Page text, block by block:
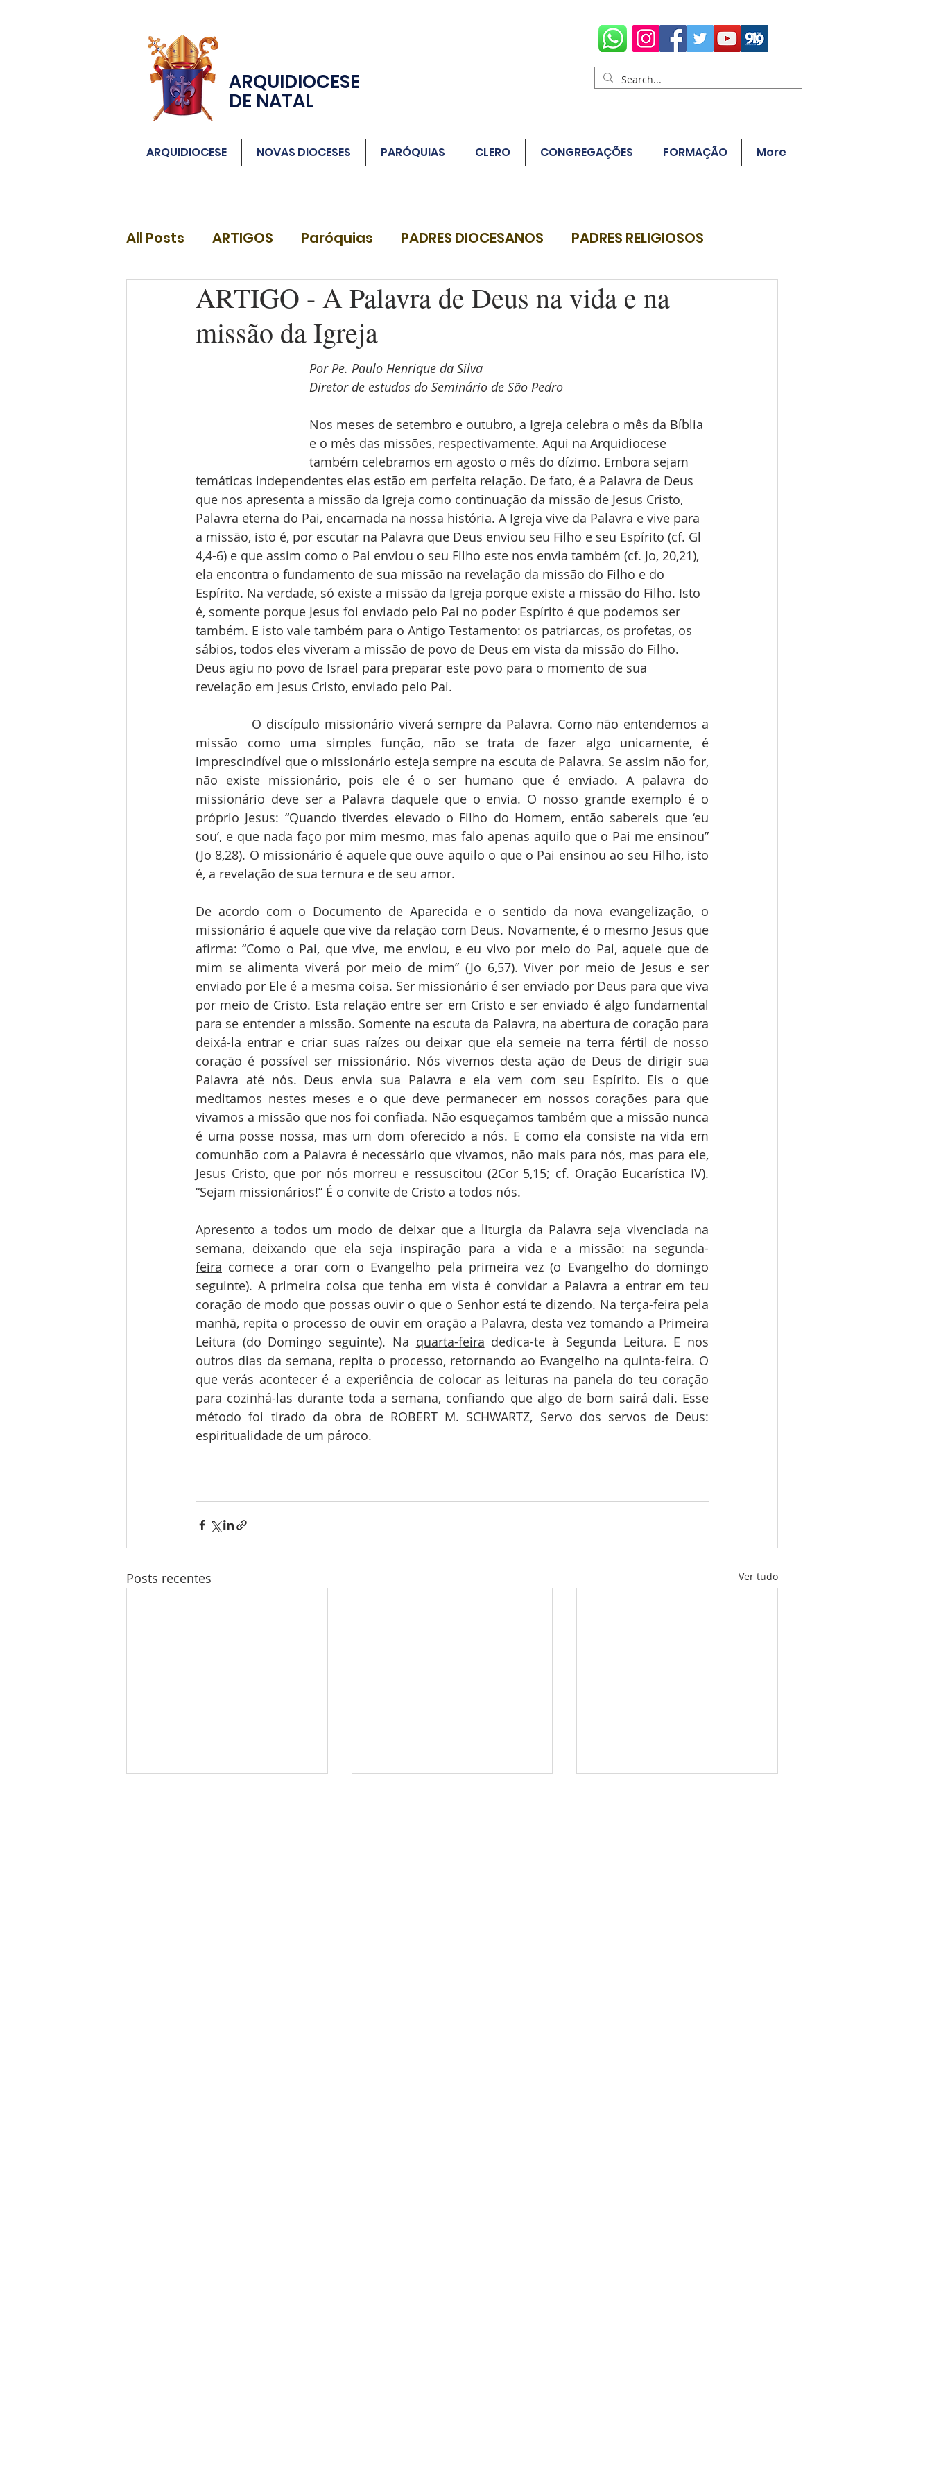
ARQUIDIOCESE
DE NATAL
ARQUIDIOCESE NOVAS DIOCESES PARÓQUIAS CLERO CONGREGAÇÕES FORMAÇÃO More
All Posts ARTIGOS Paróquias PADRES DIOCESANOS PADRES RELIGIOSOS
DIÁCONOSARTIGO - A Palavra de Deus na vida e na
missão da Igreja
Por Pe. Paulo Henrique da Silva
Diretor de estudos do Seminário de São Pedro
Nos meses de setembro e outubro, a Igreja celebra o mês da Bíblia
e o mês das missões, respectivamente. Aqui na Arquidiocese
também celebramos em agosto o mês do dízimo. Embora sejam
temáticas independentes elas estão em perfeita relação. De fato, é a Palavra de Deus
que nos apresenta a missão da Igreja como continuação da missão de Jesus Cristo,
Palavra eterna do Pai, encarnada na nossa história. A Igreja vive da Palavra e vive para
a missão, isto é, por escutar na Palavra que Deus enviou seu Filho e seu Espírito (cf. Gl
4,4-6) e que assim como o Pai enviou o seu Filho este nos envia também (cf. Jo, 20,21),
ela encontra o fundamento de sua missão na revelação da missão do Filho e do
Espírito. Na verdade, só existe a missão da Igreja porque existe a missão do Filho. Isto
é, somente porque Jesus foi enviado pelo Pai no poder Espírito é que podemos ser
também. E isto vale também para o Antigo Testamento: os patriarcas, os profetas, os
sábios, todos eles viveram a missão de povo de Deus em vista da missão do Filho.
Deus agiu no povo de Israel para preparar este povo para o momento de sua
revelação em Jesus Cristo, enviado pelo Pai.
O discípulo missionário viverá sempre da Palavra. Como não entendemos a
missão como uma simples função, não se trata de fazer algo unicamente, é
imprescindível que o missionário esteja sempre na escuta de Palavra. Se assim não for,
não existe missionário, pois ele é o ser humano que é enviado. A palavra do
missionário deve ser a Palavra daquele que o envia. O nosso grande exemplo é o
próprio Jesus: “Quando tiverdes elevado o Filho do Homem, então sabereis que ‘eu
sou’, e que nada faço por mim mesmo, mas falo apenas aquilo que o Pai me ensinou”
(Jo 8,28). O missionário é aquele que ouve aquilo o que o Pai ensinou ao seu Filho, isto
é, a revelação de sua ternura e de seu amor.
De acordo com o Documento de Aparecida e o sentido da nova evangelização, o
missionário é aquele que vive da relação com Deus. Novamente, é o mesmo Jesus que
afirma: “Como o Pai, que vive, me enviou, e eu vivo por meio do Pai, aquele que de
mim se alimenta viverá por meio de mim” (Jo 6,57). Viver por meio de Jesus e ser
enviado por Ele é a mesma coisa. Ser missionário é ser enviado por Deus para que viva
por meio de Cristo. Esta relação entre ser em Cristo e ser enviado é algo fundamental
para se entender a missão. Somente na escuta da Palavra, na abertura de coração para
deixá-la entrar e criar suas raízes ou deixar que ela semeie na terra fértil de nosso
coração é possível ser missionário. Nós vivemos desta ação de Deus de dirigir sua
Palavra até nós. Deus envia sua Palavra e ela vem com seu Espírito. Eis o que
meditamos nestes meses e o que deve permanecer em nossos corações para que
vivamos a missão que nos foi confiada. Não esqueçamos também que a missão nunca
é uma posse nossa, mas um dom oferecido a nós. E como ela consiste na vida em
comunhão com a Palavra é necessário que vivamos, não mais para nós, mas para ele,
Jesus Cristo, que por nós morreu e ressuscitou (2Cor 5,15; cf. Oração Eucarística IV).
“Sejam missionários!” É o convite de Cristo a todos nós.
Apresento a todos um modo de deixar que a liturgia da Palavra seja vivenciada na
semana, deixando que ela seja inspiração para a vida e a missão: na segunda-
feira comece a orar com o Evangelho pela primeira vez (o Evangelho do domingo
seguinte). A primeira coisa que tenha em vista é convidar a Palavra a entrar em teu
coração de modo que possas ouvir o que o Senhor está te dizendo. Na terça-feira pela
manhã, repita o processo de ouvir em oração a Palavra, desta vez tomando a Primeira
Leitura (do Domingo seguinte). Na quarta-feira dedica-te à Segunda Leitura. E nos
outros dias da semana, repita o processo, retornando ao Evangelho na quinta-feira. O
que verás acontecer é a experiência de colocar as leituras na panela do teu coração
para cozinhá-las durante toda a semana, confiando que algo de bom sairá dali. Esse
método foi tirado da obra de ROBERT M. SCHWARTZ, Servo dos servos de Deus:
espiritualidade de um pároco.
Posts recentes Ver tudo